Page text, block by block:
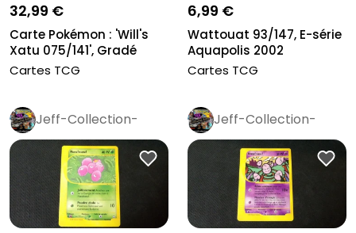
32,99 €
Carte Pokémon : 'Will's
Xatu 075/141', Gradé
Colle...
Cartes TCG
6,99 €
Wattouat 93/147, E-série
Aquapolis 2002
Cartes TCG
Jeff-Collection-
Rétro Pro
Jeff-Collection-
Rétro Pro